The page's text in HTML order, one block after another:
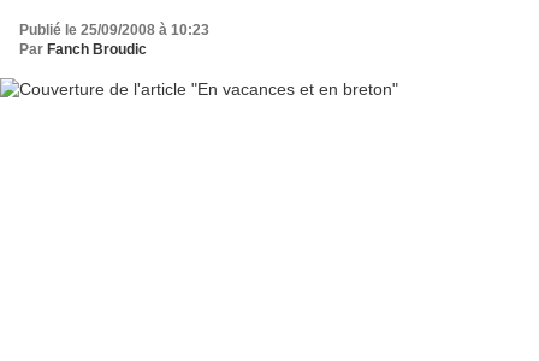
Publié le 25/09/2008 à 10:23
Par Fanch Broudic